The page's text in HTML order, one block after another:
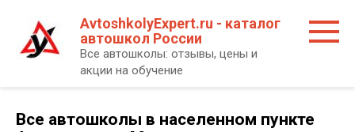
контенту
AvtoshkolyExpert.ru - каталог
автошкол России
Все автошколы: отзывы, цены и
акции на обучение
Все автошколы в населенном пункте